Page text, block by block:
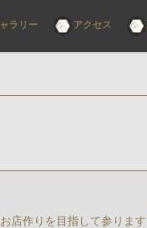
ラリー アクセス
店作りを目指して参ります